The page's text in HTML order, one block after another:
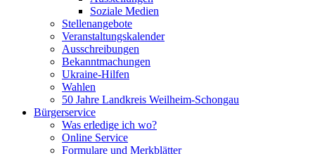
Soziale Medien
Stellenangebote
Veranstaltungskalender
Ausschreibungen
Bekanntmachungen
Ukraine-Hilfen
Wahlen
50 Jahre Landkreis Weilheim-Schongau
Bürgerservice
Was erledige ich wo?
Online Service
Formulare und Merkblätter